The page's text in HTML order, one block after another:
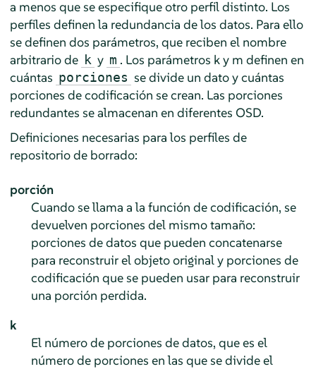
a menos que se especifique otro perfil distinto. Los
perfiles definen la redundancia de los datos. Para ello
se definen dos parámetros, que reciben el nombre
arbitrario de k y m . Los parámetros k y m definen en
cuántas porciones se divide un dato y cuántas
porciones de codificación se crean. Las porciones
redundantes se almacenan en diferentes OSD.
Definiciones necesarias para los perfiles de
repositorio de borrado:
porción
Cuando se llama a la función de codificación, se
devuelven porciones del mismo tamaño:
porciones de datos que pueden concatenarse
para reconstruir el objeto original y porciones de
codificación que se pueden usar para reconstruir
una porción perdida.
k
El número de porciones de datos, que es el
número de porciones en las que se divide el